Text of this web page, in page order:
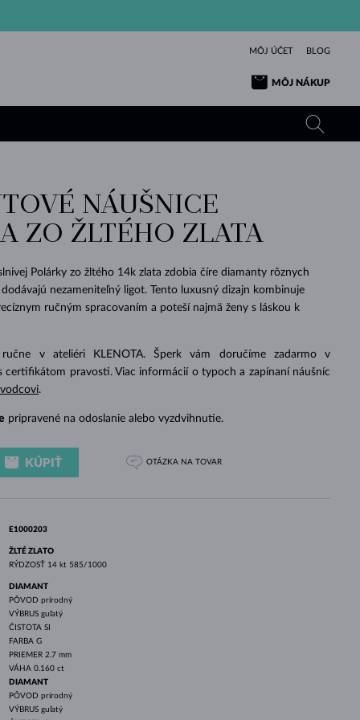
MÔJ ÚČET BLOG
MÔJ NÁKUP
VÝNIMOČNÝ
POZRIEŤ
LÁSKA
POZRIEŤ
ŽLTÉ ZLATO
RUŽOVÉ ZLATO
KRÁSOU
POZRIEŤ
TANZANITY
TOPÁSY
TURMALÍNY
VLTAVÍNY
BIELE ZLATO
KRÁSNE
POZRIEŤ
TURMALÍNY
VLTAVÍNY
MINERÁLY
PERLOVÉ PRÍVESKY
RUŽOVÉ ZLATO
PRÍVESKY
POZRIEŤ
NÁRAMKY
POZRIEŤ
ELEGANCIA
POZRIEŤ
ZAFÍRY
SMARAGDY
VLTAVÍNY
MINERÁLY
BIELE ZLATO
ŠPERKY
POZRIEŤ
KRÁSU
POZRIEŤ
KOLEKCIE
POZRIEŤ
NÁUŠNICE
ZO ŽLTÉHO ZLATA
Polárky zo žltého 14k zlata zdobia číre diamanty rôznych
nezameniteľný ligot. Tento luxusný dizajn kombinuje
ručným spracovaním a poteší najmä ženy s láskou k
ručne v ateliéri KLENOTA. Šperk vám doručíme zadarmo v
certifikátom pravosti. Viac informácií o typoch a zapínaní náušníc
.
pripravené na odoslanie alebo vyzdvihnutie.
KÚPIŤ OTÁZKA NA TOVAR
E1000203
ŽLTÉ ZLATO
RÝDZOSŤ 14 kt 585/1000
DIAMANT
PÔVOD prírodný
VÝBRUS guľatý
ČISTOTA SI
FARBA G
PRIEMER 2.7 mm
VÁHA 0.160 ct
DIAMANT
PÔVOD prírodný
VÝBRUS guľatý